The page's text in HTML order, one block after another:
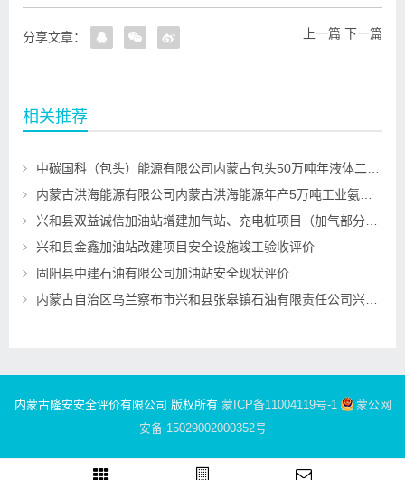
上一篇 下一篇
分享文章：
相关推荐
兴和县金鑫加油站改建项目安全设施竣工验收评价
固阳县中建石油有限公司加油站安全现状评价
内蒙古隆安安全评价有限公司 版权所有 蒙ICP备11004119号-1
蒙公网
安备 15029002000352号